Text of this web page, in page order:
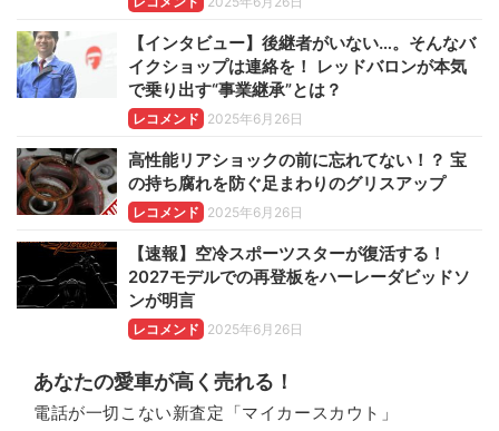
【インタビュー】後継者がいない…。そんなバ
イクショップは連絡を！ レッドバロンが本気
で乗り出す“事業継承”とは？
レコメンド 2025年6月26日
高性能リアショックの前に忘れてない！？ 宝
の持ち腐れを防ぐ足まわりのグリスアップ
レコメンド 2025年6月26日
【速報】空冷スポーツスターが復活する！
2027モデルでの再登板をハーレーダビッドソ
ンが明言
レコメンド 2025年6月26日
あなたの愛車が高く売れる！
電話が一切こない新査定「マイカースカウト」